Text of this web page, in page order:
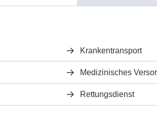
Krankentransport
Rettungsdienst